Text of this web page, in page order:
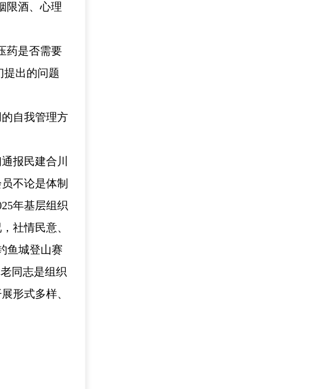
限酒、心理
药是否需要
提出的问题
自我管理方
报民建合川
不论是体制
年基层组织
社情民意、
鱼城登山赛
同志是组织
形式多样、